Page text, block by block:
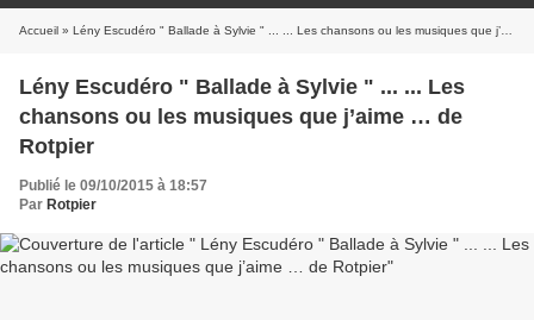
Accueil » Lény Escudéro " Ballade à Sylvie " ... ... Les chansons ou les musiques que j’aime … de Rotpier
Lény Escudéro " Ballade à Sylvie " ... ... Les
chansons ou les musiques que j’aime … de
Rotpier
Publié le 09/10/2015 à 18:57
Par Rotpier